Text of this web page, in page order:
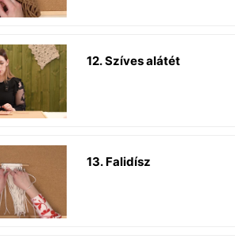
12. Szíves alátét
13. Falidísz